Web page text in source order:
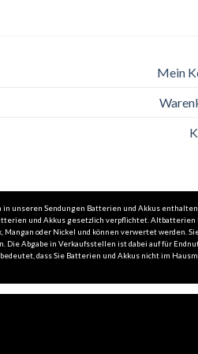
Mein
in unseren Sendungen Batterien und Akkus
und Akkus gesetzlich verpflichtet.
Mangan oder Nickel und können verwertet
Die Abgabe in Verkaufsstellen ist dabei auf für
dass Sie Batterien und Akkus nicht im